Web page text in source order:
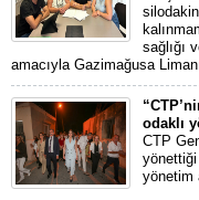
sağlığı
amacıyla Gazimağusa
odaklı
CTP
yönettiği
yönetim